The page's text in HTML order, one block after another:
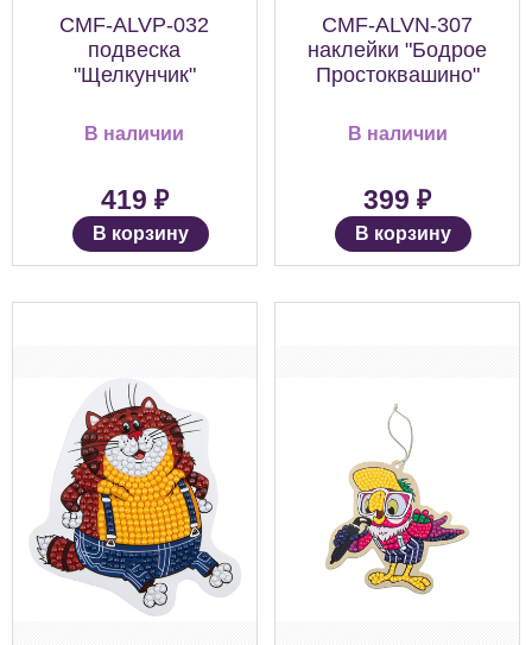
CMF-ALVP-032
подвеска
"Щелкунчик"
В наличии
419 ₽
В корзину
CMF-ALVN-307
наклейки "Бодрое
Простоквашино"
В наличии
399 ₽
В корзину